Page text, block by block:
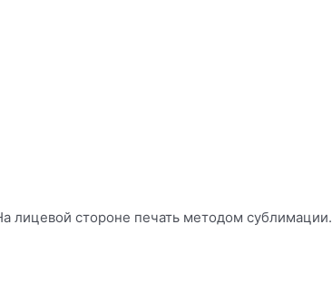
лицевой стороне печать методом сублимации.